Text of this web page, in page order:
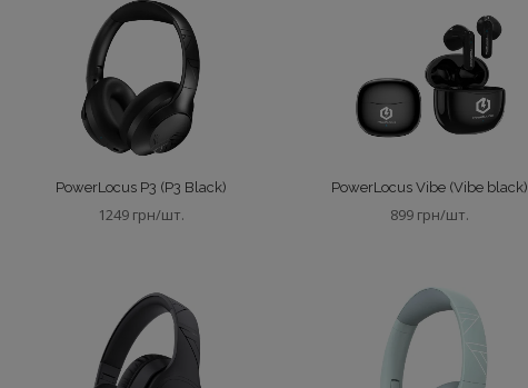
PowerLocus P3 (P3 Black)
1249 грн/шт.
PowerLocus Vibe (Vibe black)
899 грн/шт.